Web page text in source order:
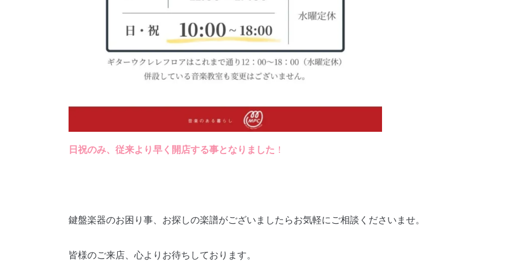
日祝のみ、従来より早く開店する事となりました ！
鍵盤楽器のお困り事、お探しの楽譜がございましたらお気軽にご相談くださいませ。
皆様のご来店、心よりお待ちしております。